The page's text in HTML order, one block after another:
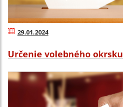
29.01.2024
Určenie volebného okrsku